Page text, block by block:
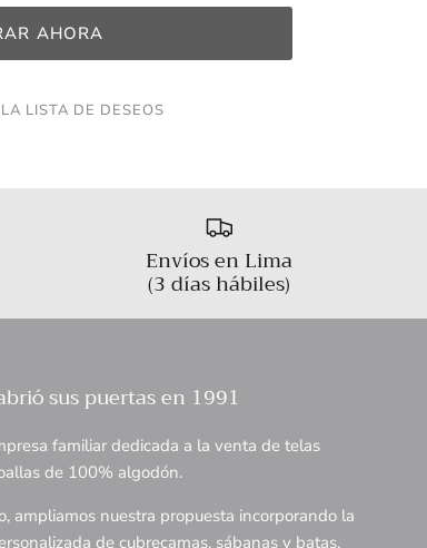
AHORA
LISTA DE DESEOS
Envíos en Lima
(3 días hábiles)
sus puertas en 1991
familiar dedicada a la venta de telas
de 100% algodón.
ampliamos nuestra propuesta incorporando la
de cubrecamas, sábanas y batas,